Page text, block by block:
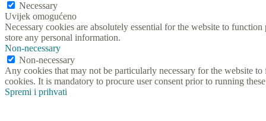
Necessary
Uvijek omogućeno
Necessary cookies are absolutely essential for the website to
store any personal information.
Non-necessary
Non-necessary
Any cookies that may not be particularly necessary for the website
cookies. It is mandatory to procure user consent prior to running
Spremi i prihvati